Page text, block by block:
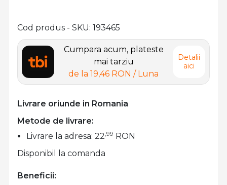
Cumpara acum, plateste
mai tarziu
de la 19,46 RON / Luna
Detalii
aici
Livrare oriunde in Romania
Cod produs - SKU 193465
Metode de livrare:
Livrare la adresa: 22,99 RON
Disponibil la comanda
Beneficii: